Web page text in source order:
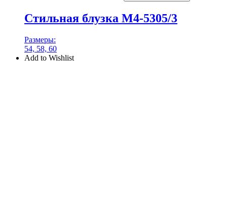
Стильная блузка М4-5305/3
Размеры:
54, 58, 60
Add to Wishlist